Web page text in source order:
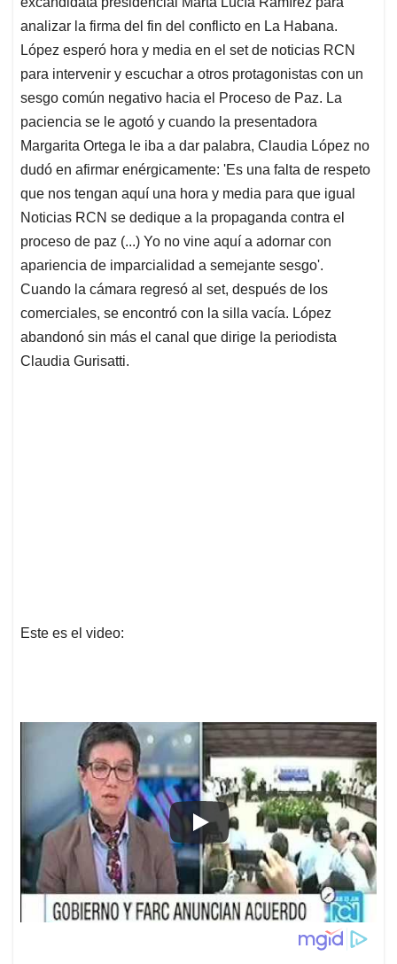
A
p
p
o
o
k
d
I
n
d
s
analizar la firma del fin del conflicto en La Habana.
López esperó hora y media en el set de noticias RCN
para intervenir y escuchar a otros protagonistas con un
sesgo común negativo hacia el Proceso de Paz. La
paciencia se le agotó y cuando la presentadora
Margarita Ortega le iba a dar palabra, Claudia López no
dudó en afirmar enérgicamente: 'Es una falta de respeto
que nos tengan aquí una hora y media para que igual
Noticias RCN se dedique a la propaganda contra el
proceso de paz (...) Yo no vine aquí a adornar con
apariencia de imparcialidad a semejante sesgo'.
Cuando la cámara regresó al set, después de los
comerciales, se encontró con la silla vacía. López
abandonó sin más el canal que dirige la periodista
Claudia Gurisatti.
Este es el video: